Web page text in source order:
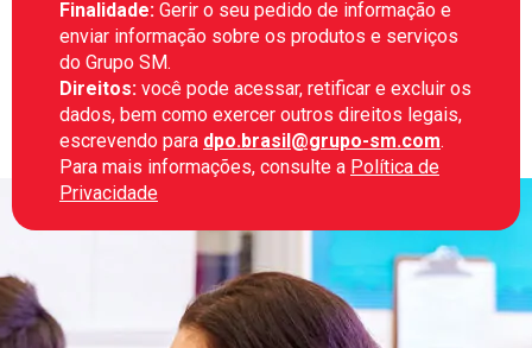
Finalidade: Gerir o seu pedido de informação e
enviar informação sobre os produtos e serviços
do Grupo SM.
Direitos: você pode acessar, retificar e excluir os
dados, bem como exercer outros direitos legais,
escrevendo para dpo.brasil@grupo-sm.com.
Para mais informações, consulte a Política de
Privacidade